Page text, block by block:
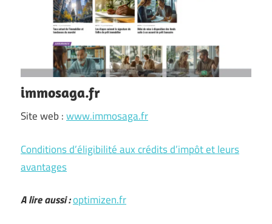
immosaga.fr
Site web :www.immosaga.fr
Conditions d’éligibilité aux crédits d’impôt et leurs
avantages
A lire aussi :optimizen.fr